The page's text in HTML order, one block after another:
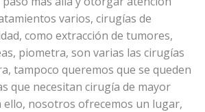
varios, cirugías de
como extracción de tumores,
piometra, son varias las cirugías
tampoco queremos que se queden
que necesitan cirugía de mayor
ello, nosotros ofrecemos un lugar,